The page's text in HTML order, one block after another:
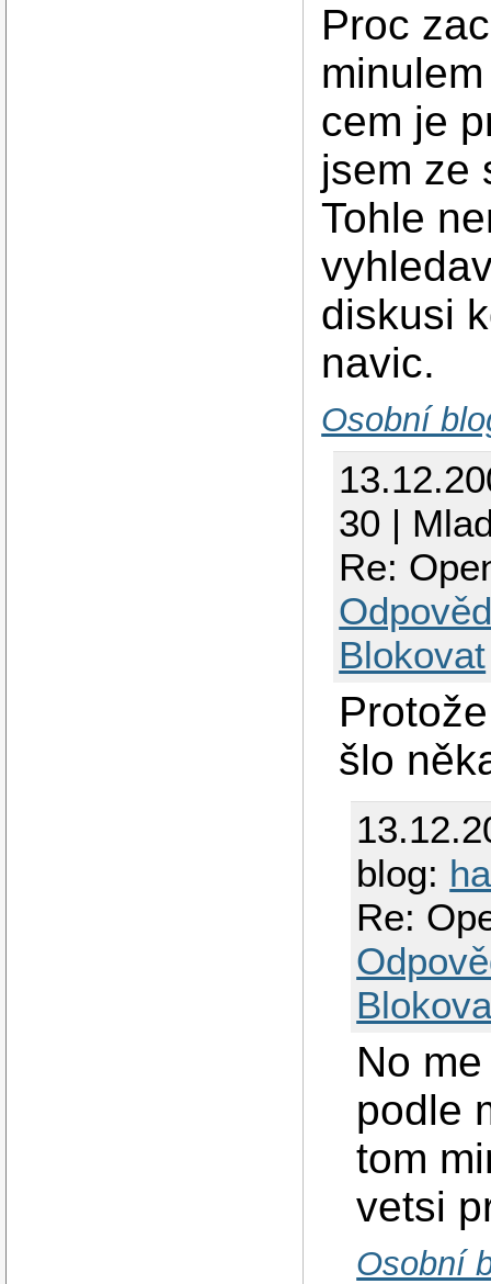
Proc
cem je
jsem ze
Tohle
diskusi
navic.
Osobní
30 |
Re:
Blokovat
šlo
blog:
Re:
No
podle
tom
vetsi
Osobní